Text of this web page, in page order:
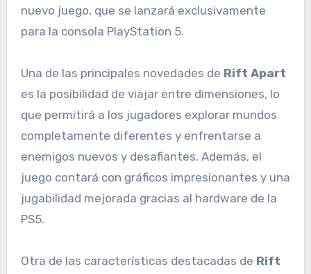
nuevo juego, que se lanzará exclusivamente
para la consola PlayStation 5.
Una de las principales novedades de Rift Apart
es la posibilidad de viajar entre dimensiones, lo
que permitirá a los jugadores explorar mundos
completamente diferentes y enfrentarse a
enemigos nuevos y desafiantes. Además, el
juego contará con gráficos impresionantes y una
jugabilidad mejorada gracias al hardware de la
PS5.
Otra de las características destacadas de Rift